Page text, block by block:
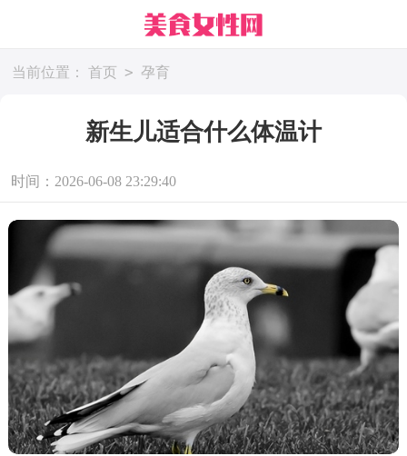
当前位置： 首页 > 孕育
新生儿适合什么体温计
时间：2026-06-08 23:29:40